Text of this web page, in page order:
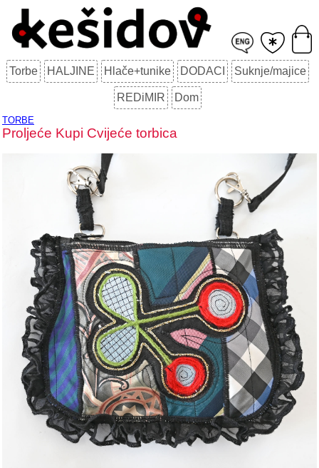
Torbe HALJINE Hlače+tunike DODACI Suknje/majice
REDiMIR Dom
TORBE
Proljeće Kupi Cvijeće torbica